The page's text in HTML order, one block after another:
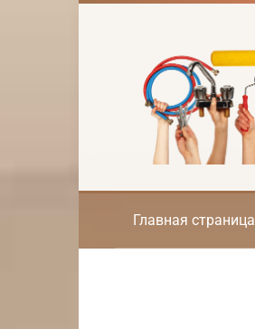
Главная страница